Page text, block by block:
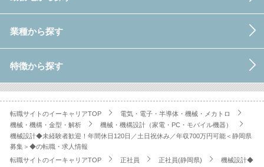
業種から探す
特徴から探す
転職サイトのイーキャリアTOP
電気・電子・半導体・機械・メカトロ
機械・機構・金型・解析
機械・機構設計（家電・PC・モバイル機器）
機械設計◆未経験者歓迎！年間休日120日／土日祝休み／年収700万円可能＜静岡県
募集＞◆の転職・求人情報
転職サイトのイーキャリアTOP
正社員 正社員(静岡県)
機械設計◆